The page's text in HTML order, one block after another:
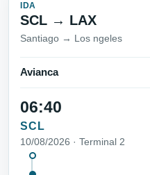
IDA
SCL → LAX
Santiago → Los ngeles
Avianca
06:40
SCL
10/08/2026 · Terminal 2